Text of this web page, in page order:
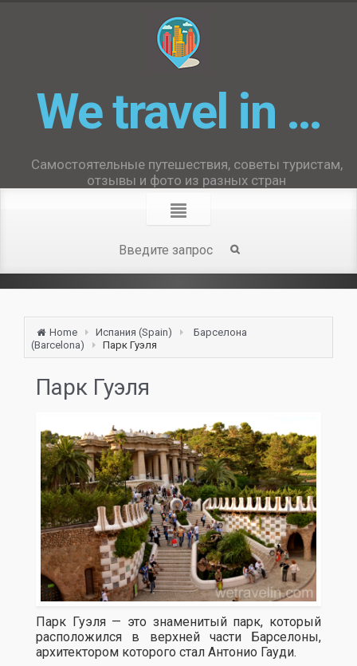
We travel in …
Самостоятельные путешествия, советы туристам,
отзывы и фото из разных стран
Home Испания (Spain)
Барселона
(Barcelona)
Парк Гуэля
Парк Гуэля
Парк Гуэля — это знаменитый парк, который
расположился в верхней части Барселоны,
архитектором которого стал Антонио Гауди.